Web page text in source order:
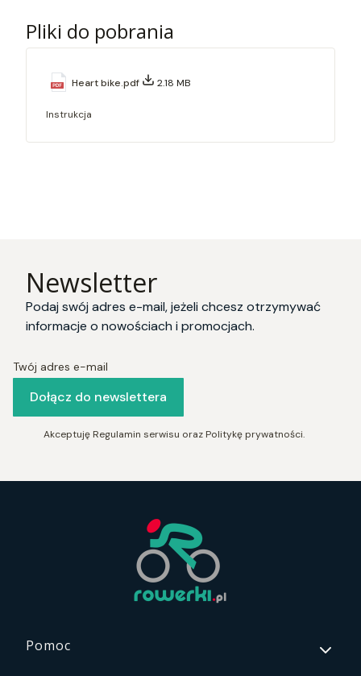
Pliki do pobrania
Heart bike.pdf 2.18 MB
Instrukcja
Newsletter
Podaj swój adres e-mail, jeżeli chcesz otrzymywać
informacje o nowościach i promocjach.
Twój adres e-mail
Dołącz do newslettera
Akceptuję Regulamin serwisu oraz Politykę prywatności.
Linki w stopce
Pomoc